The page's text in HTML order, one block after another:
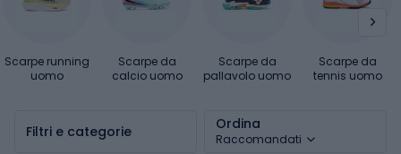
Scarpe running
uomo
Scarpe da
calcio uomo
Scarpe da
pallavolo uomo
Scarpe da
tennis uomo
Filtri e categorie Ordina
Raccomandati